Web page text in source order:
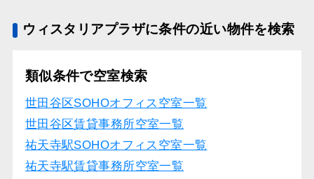
ウィスタリアプラザに条件の近い物件を検索
類似条件で空室検索
世田谷区SOHOオフィス空室一覧
世田谷区賃貸事務所空室一覧
祐天寺駅SOHOオフィス空室一覧
祐天寺駅賃貸事務所空室一覧